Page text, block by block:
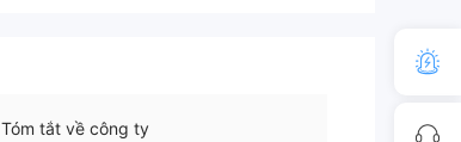
Tóm tắt về công ty